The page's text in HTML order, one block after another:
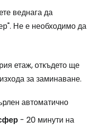
веднага да
Не е необходимо да
етаж, откъдето ще
за заминаване.
автоматично
- 20 минути на